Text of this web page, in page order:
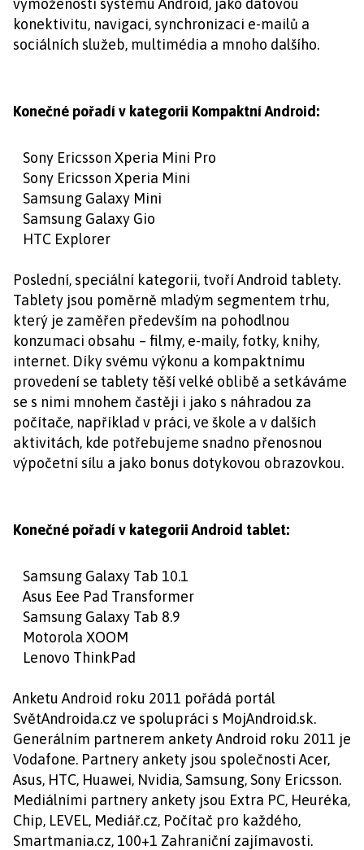
vymožeností systému Android, jako datovou
konektivitu, navigaci, synchronizaci e-mailů a
sociálních služeb, multimédia a mnoho dalšího.
Konečné pořadí v kategorii Kompaktní Android:
Sony Ericsson Xperia Mini Pro
Sony Ericsson Xperia Mini
Samsung Galaxy Mini
Samsung Galaxy Gio
HTC Explorer
Poslední, speciální kategorii, tvoří Android tablety.
Tablety jsou poměrně mladým segmentem trhu,
který je zaměřen především na pohodlnou
konzumaci obsahu – filmy, e-maily, fotky, knihy,
internet. Díky svému výkonu a kompaktnímu
provedení se tablety těší velké oblibě a setkáváme
se s nimi mnohem častěji i jako s náhradou za
počítače, například v práci, ve škole a v dalších
aktivitách, kde potřebujeme snadno přenosnou
výpočetní sílu a jako bonus dotykovou obrazovkou.
Konečné pořadí v kategorii Android tablet:
Samsung Galaxy Tab 10.1
Asus Eee Pad Transformer
Samsung Galaxy Tab 8.9
Motorola XOOM
Lenovo ThinkPad
Anketu Android roku 2011 pořádá portál
SvětAndroida.cz ve spolupráci s MojAndroid.sk.
Generálním partnerem ankety Android roku 2011 je
Vodafone. Partnery ankety jsou společnosti Acer,
Asus, HTC, Huawei, Nvidia, Samsung, Sony Ericsson.
Mediálními partnery ankety jsou Extra PC, Heuréka,
Chip, LEVEL, Mediář.cz, Počítač pro každého,
Smartmania.cz, 100+1 Zahraniční zajímavosti.